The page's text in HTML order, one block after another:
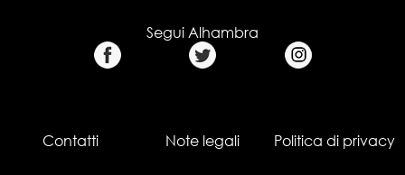
Segui Alhambra
Contatti Note legali Politica di privacy